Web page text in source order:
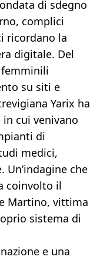
di sdegno
complici
ricordano la
digitale. Del
su siti e
Yarix ha
in cui venivano
di
medici,
che
coinvolto il
Martino, vittima
sistema di
e una